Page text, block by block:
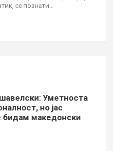
се познати…
Уметноста
но јас
бидам македонски